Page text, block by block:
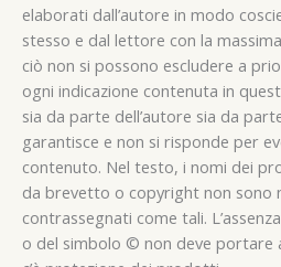
elaborati dall’autore in modo
stesso e dal lettore con la
ciò non si possono escludere a
ogni indicazione contenuta in
sia da parte dell’autore sia da
garantisce e non si risponde per
contenuto. Nel testo, i nomi dei
da brevetto o copyright non sono
contrassegnati come tali.
o del simbolo © non deve portare